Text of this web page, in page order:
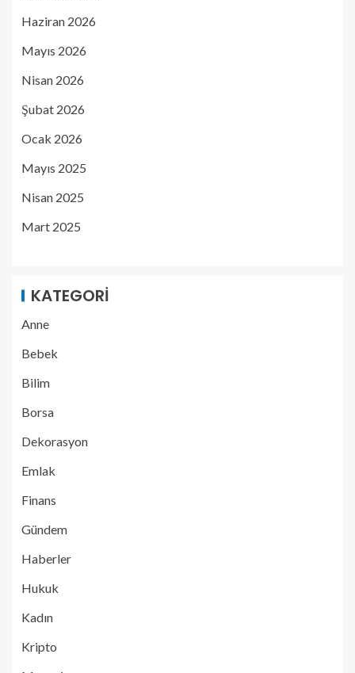
Haziran 2026
Mayıs 2026
Nisan 2026
Şubat 2026
Ocak 2026
Mayıs 2025
Nisan 2025
Mart 2025
KATEGORI
Anne
Bebek
Bilim
Borsa
Dekorasyon
Emlak
Finans
Gündem
Haberler
Hukuk
Kadın
Kripto